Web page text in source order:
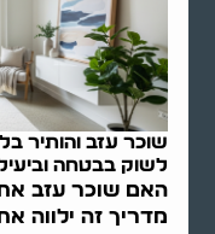
שוכר עזב והותיר
לשוק בבטחה
האם שוכר עזב את
מדריך זה ילווה